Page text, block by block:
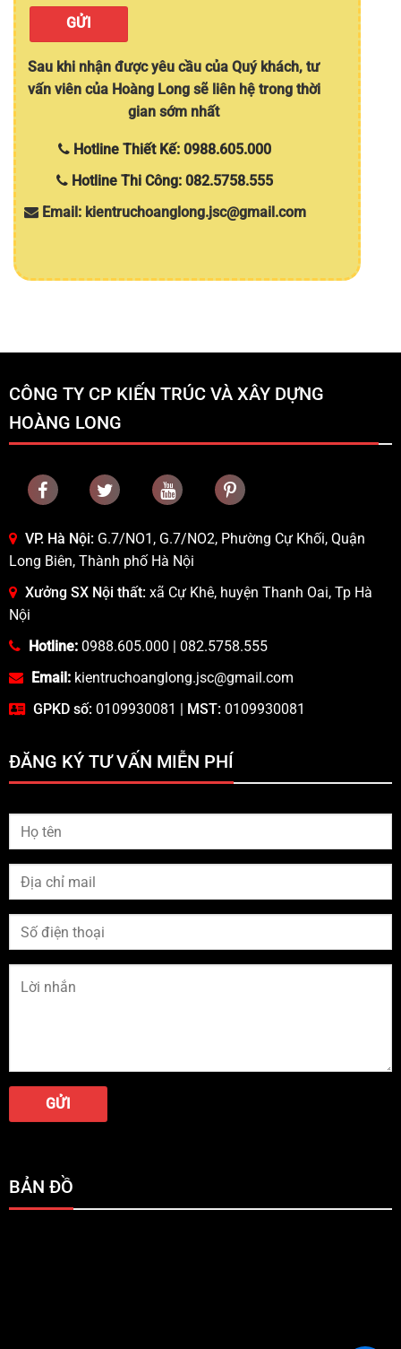
Sau khi nhận được yêu cầu của Quý khách, tư
vấn viên của Hoàng Long sẽ liên hệ trong thời
gian sớm nhất
Hotline Thiết Kế: 0988.605.000
Hotline Thi Công: 082.5758.555
Email: kientruchoanglong.jsc@gmail.com
CÔNG TY CP KIẾN TRÚC VÀ XÂY DỰNG
HOÀNG LONG
VP. Hà Nội: G.7/NO1, G.7/NO2, Phường Cự Khối, Quận
Long Biên, Thành phố Hà Nội
Xưởng SX Nội thất: xã Cự Khê, huyện Thanh Oai, Tp Hà
Nội
Hotline: 0988.605.000 | 082.5758.555
Email: kientruchoanglong.jsc@gmail.com
GPKD số: 0109930081 | MST: 0109930081
ĐĂNG KÝ TƯ VẤN MIỄN PHÍ
BẢN ĐỒ